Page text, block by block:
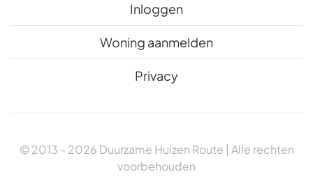
Inloggen
Woning aanmelden
Privacy
© 2013 - 2026 Duurzame Huizen Route | Alle rechten
voorbehouden